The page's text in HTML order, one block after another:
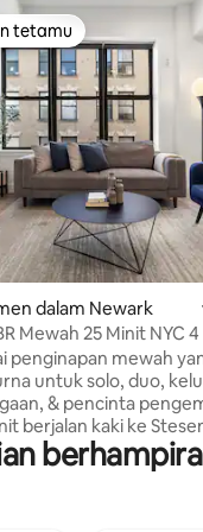
daripada 5, 809 ulasan
tetamu
tetamu
dalam Newark
Mewah 25 Minit NYC
Penn
penginapan mewah
untuk solo, duo,
& pencinta
berjalan kaki ke
api ke NYC dalam
30 minit) &